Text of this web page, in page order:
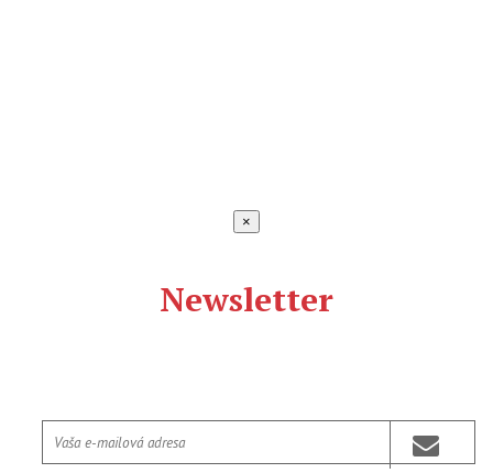
×
Newsletter